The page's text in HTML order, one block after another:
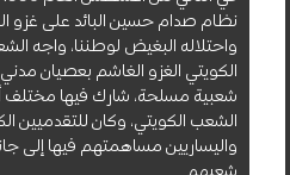
نظام صدام حسين البائد على غزو
واحتلاله البغيض لوطننا، واجه
الكويتي الغزو الغاشم بعصيان
شعبية مسلحة، شارك فيها مختلف
الشعب الكويتي، وكان للتقدميين
واليساريين مساهمتهم فيها إلى
شعبهم